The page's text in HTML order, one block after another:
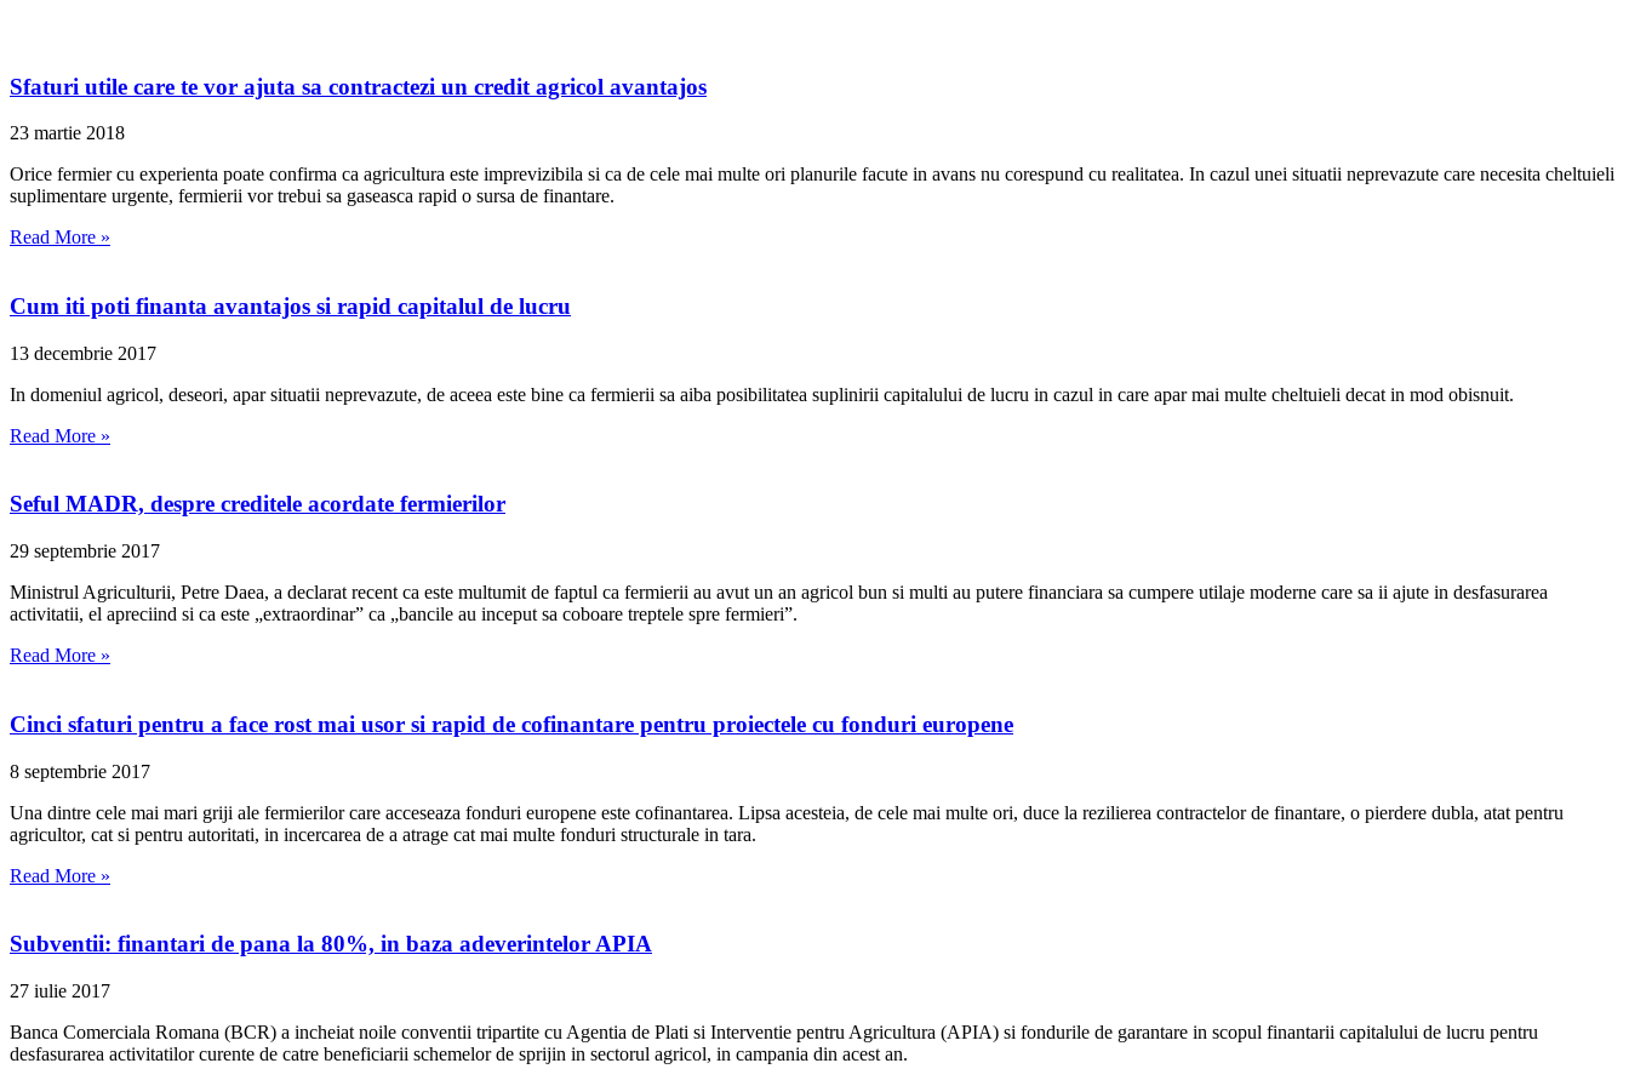
Sfaturi utile care te vor ajuta sa contractezi un credit agricol avantajos
23 martie 2018
Orice fermier cu experienta poate confirma ca agricultura este imprevizibila si ca de cele mai multe ori planurile facute in avans nu corespund cu realitatea. In cazul unei situatii neprevazute care necesita cheltuieli
suplimentare urgente, fermierii vor trebui sa gaseasca rapid o sursa de finantare.
Read More »
Cum iti poti finanta avantajos si rapid capitalul de lucru
13 decembrie 2017
In domeniul agricol, deseori, apar situatii neprevazute, de aceea este bine ca fermierii sa aiba posibilitatea suplinirii capitalului de lucru in cazul in care apar mai multe cheltuieli decat in mod obisnuit.
Read More »
Seful MADR, despre creditele acordate fermierilor
29 septembrie 2017
Ministrul Agriculturii, Petre Daea, a declarat recent ca este multumit de faptul ca fermierii au avut un an agricol bun si multi au putere financiara sa cumpere utilaje moderne care sa ii ajute in desfasurarea
activitatii, el apreciind si ca este „extraordinar” ca „bancile au inceput sa coboare treptele spre fermieri”.
Read More »
Cinci sfaturi pentru a face rost mai usor si rapid de cofinantare pentru proiectele cu fonduri europene
8 septembrie 2017
Una dintre cele mai mari griji ale fermierilor care acceseaza fonduri europene este cofinantarea. Lipsa acesteia, de cele mai multe ori, duce la rezilierea contractelor de finantare, o pierdere dubla, atat pentru
agricultor, cat si pentru autoritati, in incercarea de a atrage cat mai multe fonduri structurale in tara.
Read More »
Subventii: finantari de pana la 80%, in baza adeverintelor APIA
27 iulie 2017
Banca Comerciala Romana (BCR) a incheiat noile conventii tripartite cu Agentia de Plati si Interventie pentru Agricultura (APIA) si fondurile de garantare in scopul finantarii capitalului de lucru pentru
desfasurarea activitatilor curente de catre beneficiarii schemelor de sprijin in sectorul agricol, in campania din acest an.